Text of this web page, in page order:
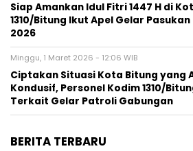
Siap Amankan Idul Fitri 1447 H di
1310/Bitung Ikut Apel Gelar
2026
Minggu, 1 Maret 2026 - 12:06 WIB
Ciptakan Situasi Kota Bitung yang
Kondusif, Personel Kodim 1310/
Terkait Gelar Patroli Gabungan
BERITA TERBARU